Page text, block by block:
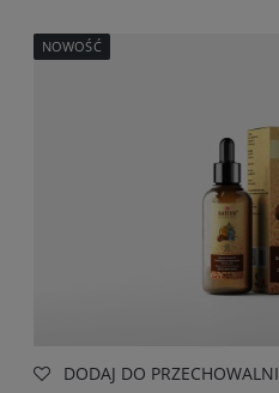
NOWOŚĆ
DODAJ DO PRZECHOWALNI